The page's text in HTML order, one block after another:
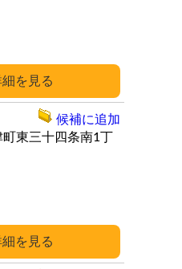
町東三十四条南1丁
候補に追加